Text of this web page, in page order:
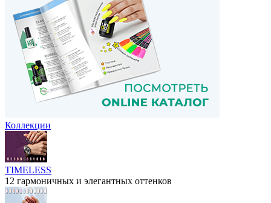
Коллекции
TIMELESS
12 гармоничных и элегантных оттенков